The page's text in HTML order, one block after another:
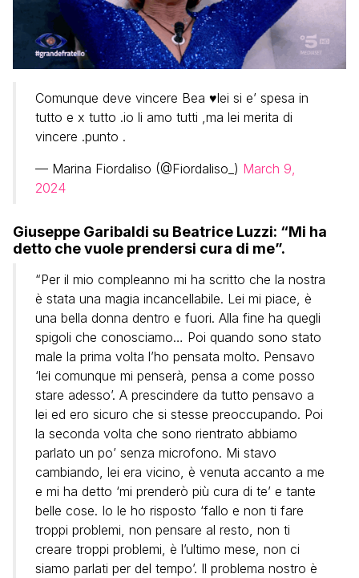
Comunque deve vincere Bea ♥️lei si e’ spesa in
tutto e x tutto .io li amo tutti ,ma lei merita di
vincere .punto .
— Marina Fiordaliso (@Fiordaliso_) March 9,
2024
Giuseppe Garibaldi su Beatrice Luzzi: “Mi ha
detto che vuole prendersi cura di me”.
“Per il mio compleanno mi ha scritto che la nostra
è stata una magia incancellabile. Lei mi piace, è
una bella donna dentro e fuori. Alla fine ha quegli
spigoli che conosciamo… Poi quando sono stato
male la prima volta l’ho pensata molto. Pensavo
‘lei comunque mi penserà, pensa a come posso
stare adesso’. A prescindere da tutto pensavo a
lei ed ero sicuro che si stesse preoccupando. Poi
la seconda volta che sono rientrato abbiamo
parlato un po’ senza microfono. Mi stavo
cambiando, lei era vicino, è venuta accanto a me
e mi ha detto ‘mi prenderò più cura di te’ e tante
belle cose. Io le ho risposto ‘fallo e non ti fare
troppi problemi, non pensare al resto, non ti
creare troppi problemi, è l’ultimo mese, non ci
siamo parlati per del tempo’. Il problema nostro è